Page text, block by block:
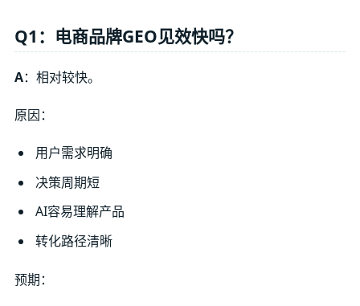
Q1：电商品牌GEO见效快吗？
A：相对较快。
原因：
用户需求明确
决策周期短
AI容易理解产品
转化路径清晰
预期：